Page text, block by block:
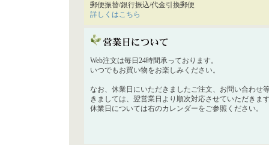
郵便振替/銀行振込/代金引換郵便
詳しくはこちら
Web注文は毎日24時間承っております。
いつでもお買い物をお楽しみください。
なお、休業日にいただきましたご注文、お問い合わせ
きましては、翌営業日より順次対応させていただきま
休業日については右のカレンダーをご参照ください。